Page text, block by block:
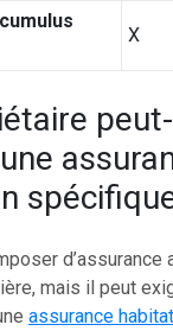
X
peut-
d’assurance
mais il peut
assurance